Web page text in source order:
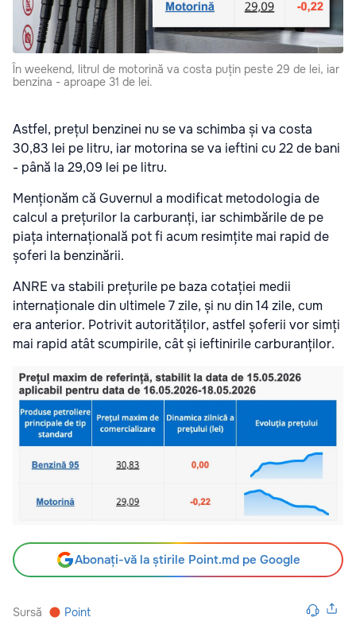
În weekend, litrul de motorină va costa puțin peste 29 de lei, iar
benzina - aproape 31 de lei.
Astfel, prețul benzinei nu se va schimba și va costa
30,83 lei pe litru, iar motorina se va ieftini cu 22 de bani
- până la 29,09 lei pe litru.
Menționăm că Guvernul a modificat metodologia de
calcul a prețurilor la carburanți, iar schimbările de pe
piața internațională pot fi acum resimțite mai rapid de
șoferi la benzinării.
ANRE va stabili prețurile pe baza cotației medii
internaționale din ultimele 7 zile, și nu din 14 zile, cum
era anterior. Potrivit autorităților, astfel șoferii vor simți
mai rapid atât scumpirile, cât și ieftinirile carburanților.
Abonați-vă la știrile Point.md pe Google
Sursă Point